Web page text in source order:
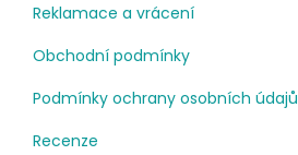
Reklamace a vrácení
Obchodní podmínky
Podmínky ochrany osobních údajů
Recenze